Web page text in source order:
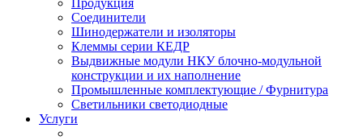
Продукция
Соединители
Шинодержатели и изоляторы
Клеммы серии КЕДР
Выдвижные модули НКУ блочно-модульной
конструкции и их наполнение
Промышленные комплектующие / Фурнитура
Светильники светодиодные
Услуги